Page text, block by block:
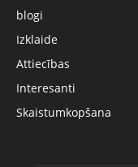
blogi
Izklaide
Attiecības
Interesanti
Skaistumkopšana